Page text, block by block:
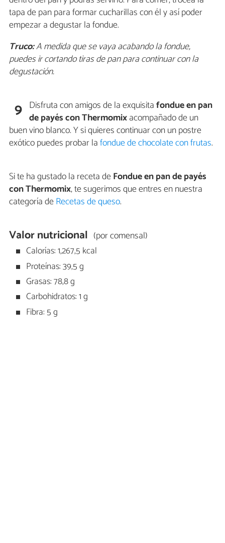
tapa de pan para formar cucharillas con él y así poder
empezar a degustar la fondue.
Truco:A medida que se vaya acabando la fondue,
puedes ir cortando tiras de pan para continuar con la
degustación.
9 Disfruta con amigos de la exquisitafondue en pan
de payés con Thermomixacompañado de un
buen vino blanco. Y si quieres continuar con un postre
exótico puedes probar lafondue de chocolate con frutas.
Si te ha gustado la receta deFondue en pan de payés
con Thermomix, te sugerimos que entres en nuestra
categoría deRecetas de queso.
Valor nutricional (por comensal)
Calorías: 1,267,5 kcal
Proteínas: 39,5 g
Grasas: 78,8 g
Carbohidratos: 1 g
Fibra: 5 g